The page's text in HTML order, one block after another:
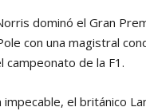
dominó el Gran
con una magistral
campeonato de la F1.
impecable, el británico